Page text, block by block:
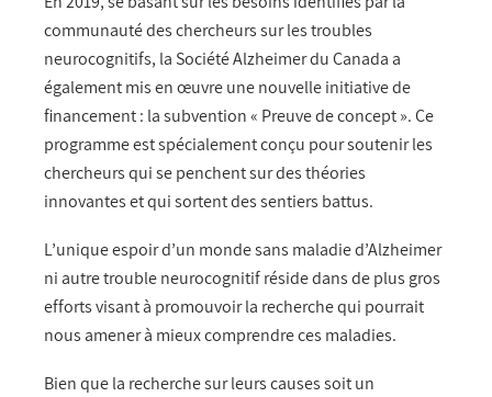
communauté des chercheurs sur les troubles
neurocognitifs, la Société Alzheimer du Canada a
également mis en œuvre une nouvelle initiative de
financement : la subvention « Preuve de concept ». Ce
programme est spécialement conçu pour soutenir les
chercheurs qui se penchent sur des théories
innovantes et qui sortent des sentiers battus.
L’unique espoir d’un monde sans maladie d’Alzheimer
ni autre trouble neurocognitif réside dans de plus gros
efforts visant à promouvoir la recherche qui pourrait
nous amener à mieux comprendre ces maladies.
Bien que la recherche sur leurs causes soit un